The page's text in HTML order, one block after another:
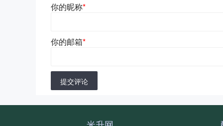
你的昵称*
你的邮箱*
提交评论